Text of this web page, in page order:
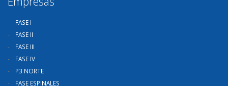
FASE I
FASE II
FASE III
FASE IV
P3 NORTE
FASE ESPINALES